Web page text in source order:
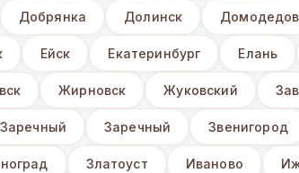
Добрянка Долинск
Ейск Екатеринбург Елань
Жирновск Жуковский
Заречный Заречный Звенигород
Златоуст Иваново